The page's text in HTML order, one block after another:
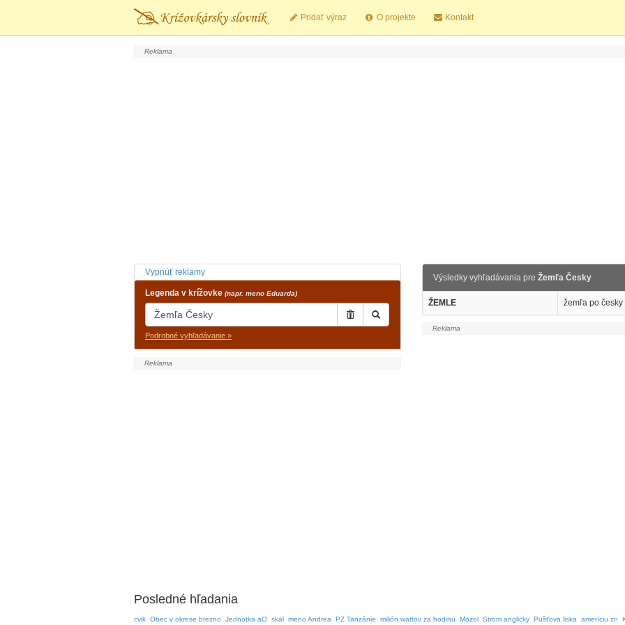
Pridať výraz O projekte Kontakt
Vypnúť reklamy
Legenda v krížovke (napr. meno Eduarda)
Podrobné vyhľadávanie »
Výsledky vyhľadávania pre Žemľa Česky
ŽEMLE žemľa po česky
Posledné hľadania
cvik Obec v okrese brezno Jednotka aO skal meno Andrea PZ Tanzánie milión wattov za hodinu Mozol Strom anglicky Pušťova liska ameríciu zn